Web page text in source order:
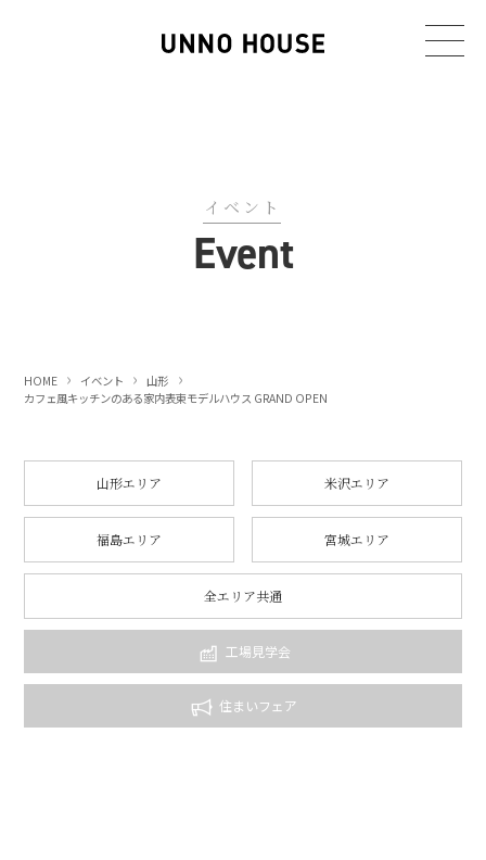
イベント
Event
HOME イベント
山形
カフェ風キッチンのある家内表東モデルハウス GRAND OPEN
山形エリア 米沢エリア
福島エリア 宮城エリア
全エリア共通
工場見学会
住まいフェア